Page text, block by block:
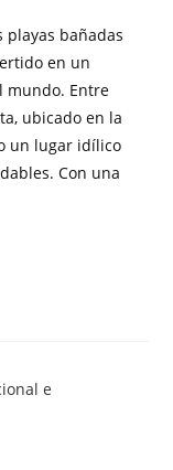
playas bañadas
en un
mundo. Entre
ubicado en la
un lugar idílico
Con una